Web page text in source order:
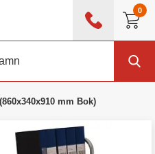
0
mm Bok)